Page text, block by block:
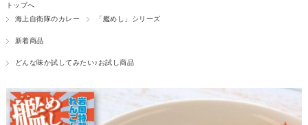
トップへ
海上自衛隊のカレー
「艦めし」シリーズ
新着商品
どんな味か試してみたい♪お試し商品